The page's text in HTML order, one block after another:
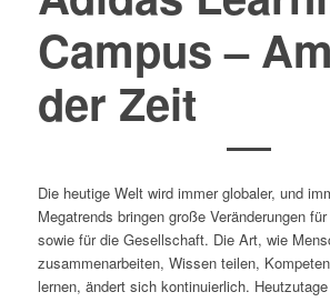
Campus –
der Zeit
Die heutige Welt wird immer globaler, und
Megatrends bringen große Veränderungen
sowie für die Gesellschaft. Die Art, wie
zusammenarbeiten, Wissen teilen,
lernen, ändert sich kontinuierlich.